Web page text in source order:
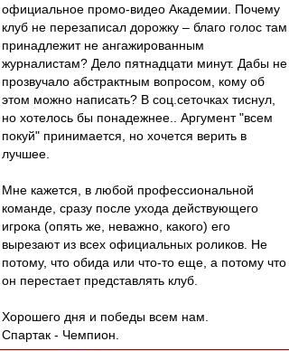
официальное промо-видео Академии. Почему
клуб не перезаписал дорожку – благо голос там
принадлежит не ангажированным
журналистам? Дело пятнадцати минут. Дабы не
прозвучало абстрактным вопросом, кому об
этом можно написать? В соц.сеточках тиснул,
но хотелось бы понадежнее.. Аргумент "всем
покуй" принимается, но хочется верить в
лучшее.
Мне кажется, в любой профессиональной
команде, сразу после ухода действующего
игрока (опять же, неважно, какого) его
вырезают из всех официальных роликов. Не
потому, что обида или что-то еще, а потому что
он перестает представлять клуб.
Хорошего дня и победы всем нам.
Спартак - Чемпион.